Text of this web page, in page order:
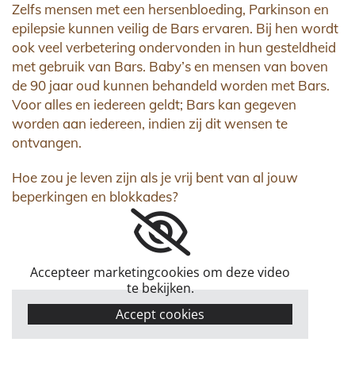
Zelfs mensen met een hersenbloeding, Parkinson en
epilepsie kunnen veilig de Bars ervaren. Bij hen wordt
ook veel verbetering ondervonden in hun gesteldheid
met gebruik van Bars. Baby’s en mensen van boven
de 90 jaar oud kunnen behandeld worden met Bars.
Voor alles en iedereen geldt; Bars kan gegeven
worden aan iedereen, indien zij dit wensen te
ontvangen.
Hoe zou je leven zijn als je vrij bent van al jouw
beperkingen en blokkades?
Accepteer marketingcookies om deze video
te bekijken.
Accept cookies